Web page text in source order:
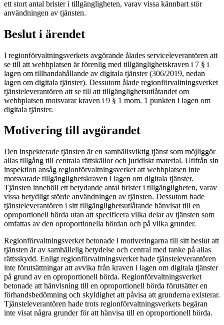
ett stort antal brister i tillgängligheten, varav vissa kännbart stör
användningen av tjänsten.
Beslut i ärendet
I regionförvaltningsverkets avgörande ålades serviceleverantören att
se till att webbplatsen är förenlig med tillgänglighetskraven i 7 § i
lagen om tillhandahållande av digitala tjänster (306/2019, nedan
lagen om digitala tjänster). Dessutom ålade regionförvaltningsverket
tjänsteleverantören att se till att tillgänglighetsutlåtandet om
webbplatsen motsvarar kraven i 9 § 1 mom. 1 punkten i lagen om
digitala tjänster.
Motivering till avgörandet
Den inspekterade tjänsten är en samhällsviktig tjänst som möjliggör
allas tillgång till centrala rättskällor och juridiskt material. Utifrån sin
inspektion ansåg regionförvaltningsverket att webbplatsen inte
motsvarade tillgänglighetskraven i lagen om digitala tjänster.
Tjänsten innehöll ett betydande antal brister i tillgängligheten, varav
vissa betydligt störde användningen av tjänsten. Dessutom hade
tjänsteleverantören i sitt tillgänglighetsutlåtande hänvisat till en
oproportionell börda utan att specificera vilka delar av tjänsten som
omfattas av den oproportionella bördan och på vilka grunder.
Regionförvaltningsverket betonade i motiveringarna till sitt beslut att
tjänsten är av samhällelig betydelse och central med tanke på allas
rättsskydd. Enligt regionförvaltningsverket hade tjänsteleverantören
inte förutsättningar att avvika från kraven i lagen om digitala tjänster
på grund av en oproportionell börda. Regionförvaltningsverket
betonade att hänvisning till en oproportionell börda förutsätter en
förhandsbedömning och skyldighet att påvisa att grunderna existerar.
Tjänsteleverantören hade trots regionförvaltningsverkets begäran
inte visat några grunder för att hänvisa till en oproportionell börda.